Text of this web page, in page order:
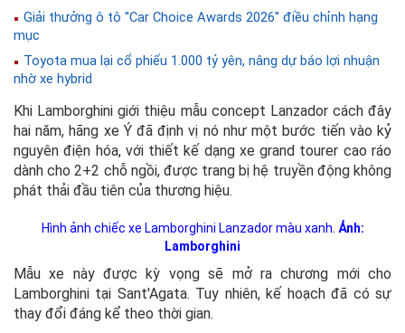
Giải thưởng ô tô ''Car Choice Awards 2026'' điều chỉnh hạng
mục
Toyota mua lại cổ phiếu 1.000 tỷ yên, nâng dự báo lợi nhuận
nhờ xe hybrid
Khi Lamborghini giới thiệu mẫu concept Lanzador cách đây
hai năm, hãng xe Ý đã định vị nó như một bước tiến vào kỷ
nguyên điện hóa, với thiết kế dạng xe grand tourer cao ráo
dành cho 2+2 chỗ ngồi, được trang bị hệ truyền động không
phát thải đầu tiên của thương hiệu.
Hình ảnh chiếc xe Lamborghini Lanzador màu xanh. Ảnh:
Lamborghini
Mẫu xe này được kỳ vọng sẽ mở ra chương mới cho
Lamborghini tại Sant'Agata. Tuy nhiên, kế hoạch đã có sự
thay đổi đáng kể theo thời gian.